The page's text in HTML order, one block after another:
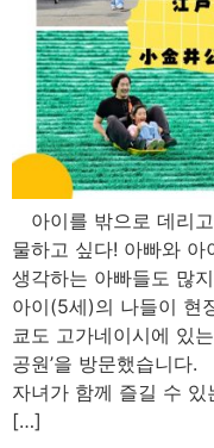
아이를 밖으로 데리
물하고 싶다! 아빠와 아
생각하는 아빠들도 많
아이(5세)의 나들이 현
쿄도 고가네이시에 있
공원’을 방문했습니
자녀가 함께 즐길 수 있
[…]